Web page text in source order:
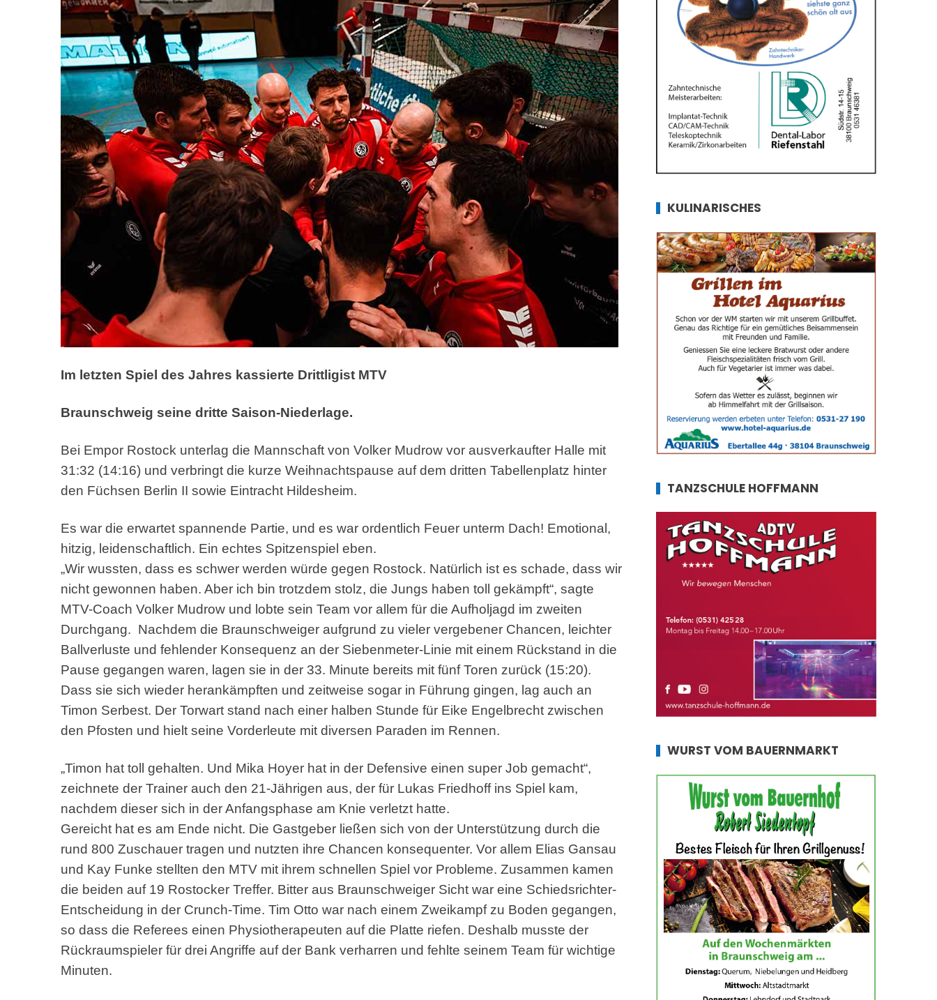
Im letzten Spiel des Jahres kassierte Drittligist MTV
Braunschweig seine dritte Saison-Niederlage.
Bei Empor Rostock unterlag die Mannschaft von Volker Mudrow vor ausverkaufter Halle mit
31:32 (14:16) und verbringt die kurze Weihnachtspause auf dem dritten Tabellenplatz hinter
den Füchsen Berlin II sowie Eintracht Hildesheim.
Es war die erwartet spannende Partie, und es war ordentlich Feuer unterm Dach! Emotional,
hitzig, leidenschaftlich. Ein echtes Spitzenspiel eben.
„Wir wussten, dass es schwer werden würde gegen Rostock. Natürlich ist es schade, dass wir
nicht gewonnen haben. Aber ich bin trotzdem stolz, die Jungs haben toll gekämpft“, sagte
MTV-Coach Volker Mudrow und lobte sein Team vor allem für die Aufholjagd im zweiten
Durchgang. Nachdem die Braunschweiger aufgrund zu vieler vergebener Chancen, leichter
Ballverluste und fehlender Konsequenz an der Siebenmeter-Linie mit einem Rückstand in die
Pause gegangen waren, lagen sie in der 33. Minute bereits mit fünf Toren zurück (15:20).
Dass sie sich wieder herankämpften und zeitweise sogar in Führung gingen, lag auch an
Timon Serbest. Der Torwart stand nach einer halben Stunde für Eike Engelbrecht zwischen
den Pfosten und hielt seine Vorderleute mit diversen Paraden im Rennen.
„Timon hat toll gehalten. Und Mika Hoyer hat in der Defensive einen super Job gemacht“,
zeichnete der Trainer auch den 21-Jährigen aus, der für Lukas Friedhoff ins Spiel kam,
nachdem dieser sich in der Anfangsphase am Knie verletzt hatte.
Gereicht hat es am Ende nicht. Die Gastgeber ließen sich von der Unterstützung durch die
rund 800 Zuschauer tragen und nutzten ihre Chancen konsequenter. Vor allem Elias Gansau
und Kay Funke stellten den MTV mit ihrem schnellen Spiel vor Probleme. Zusammen kamen
die beiden auf 19 Rostocker Treffer. Bitter aus Braunschweiger Sicht war eine Schiedsrichter-
Entscheidung in der Crunch-Time. Tim Otto war nach einem Zweikampf zu Boden gegangen,
so dass die Referees einen Physiotherapeuten auf die Platte riefen. Deshalb musste der
Rückraumspieler für drei Angriffe auf der Bank verharren und fehlte seinem Team für wichtige
Minuten.
KULINARISCHES
TANZSCHULE HOFFMANN
WURST VOM BAUERNMARKT